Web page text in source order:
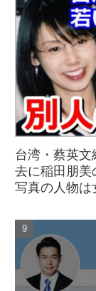
台湾・蔡英
去に稲田朋美
写真の人物は